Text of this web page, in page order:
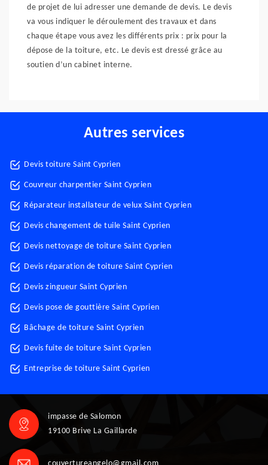
de projet de lui adresser une demande de devis. Le devis
va vous indiquer le déroulement des travaux et dans
chaque étape vous avez les différents prix : prix pour la
dépose de la toiture, etc. Le devis est dressé grâce au
soutien d’un cabinet interne.
Autres services
Devis toiture Saint Cyprien
Couvreur charpentier Saint Cyprien
Réparateur installateur de velux Saint Cyprien
Devis changement de tuile Saint Cyprien
Devis nettoyage de toiture Saint Cyprien
Devis réparation de toiture Saint Cyprien
Devis zingueur Saint Cyprien
Devis pose de gouttière Saint Cyprien
Bâchage de toiture Saint Cyprien
Devis fuite de toiture Saint Cyprien
Entreprise de toiture Saint Cyprien
impasse de Salomon
19100 Brive La Gaillarde